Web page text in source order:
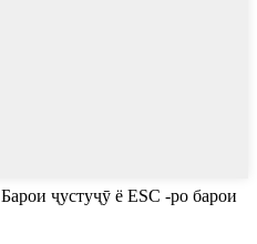
Барои ҷустуҷӯ ё ESC -ро барои